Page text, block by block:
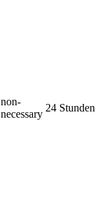
non-
necessary
24 Stunden